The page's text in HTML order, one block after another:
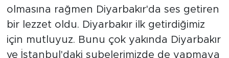
olmasına rağmen Diyarbakır'da ses getiren
bir lezzet oldu. Diyarbakır ilk getirdiğimiz
için mutluyuz. Bunu çok yakında Diyarbakır
ve İstanbul'daki şubelerimizde de yapmaya